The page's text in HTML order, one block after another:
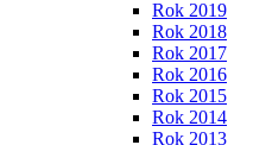
Rok 2019
Rok 2018
Rok 2017
Rok 2016
Rok 2015
Rok 2014
Rok 2013